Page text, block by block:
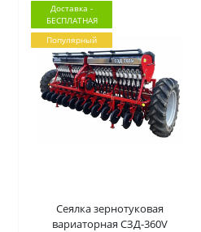
Доставка -
БЕСПЛАТНАЯ
Популярный
Сеялка зернотуковая
вариаторная СЗД-360V